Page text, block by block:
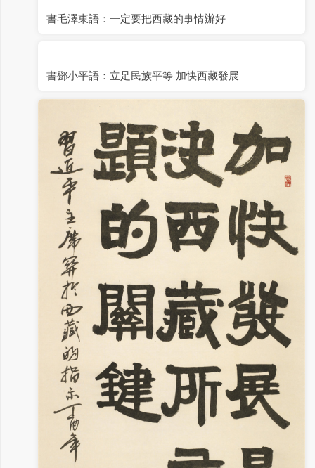
書毛澤東語：一定要把西藏的事情辦好
書鄧小平語：立足民族平等 加快西藏發展